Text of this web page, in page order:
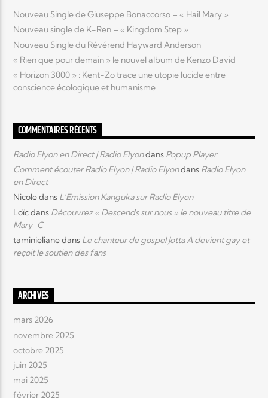
Nouveau Single de Giuseppe Bonaccorso – « Hail Mary »
Nouveau single de K-Ren – « Kingdom Step »
Nouveau Single du Révérend Hayward Anderson
« Rien que pour demain » le nouvel album de Kenzo David
« Horizon 3000 » : Kent-Zo trace une utopie lucide entre
conscience écologique et humanisme
COMMENTAIRES RÉCENTS
Radio Elyon en Direct | Radio Elyondans Popup Player
Comment écouter Radio Elyon | Radio Elyondans Radio Elyon
en Direct
Nicoledans L’Emission Kanguka sur Radio Elyon
Loïcdans Découvrez « Descends sur nous » le nouveau titre de
Mary-C
taminielianedans Le chanteur de gospel Jotta A devient gay et
reçoit le soutien des fans
ARCHIVES
mars 2026
novembre 2025
octobre 2025
juin 2025
mai 2025
février 2025